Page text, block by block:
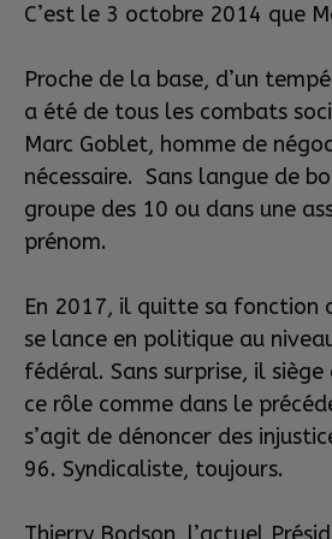
C’est le 3 octobre 2014 que
Proche de la base, d’un
a été de tous les combats
Marc Goblet, homme de
nécessaire. Sans langue de
groupe des 10 ou dans une
prénom.
En 2017, il quitte sa fonction
se lance en politique au
fédéral. Sans surprise, il
ce rôle comme dans le
s’agit de dénoncer des
96. Syndicaliste, toujours.
Thierry Bodson, l’actuel